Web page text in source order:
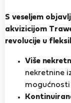
S veseljem
akvizicijom
revolucije u
Više
nekretnine
mogućnosti
52 m 2
Vaš boravak
našim